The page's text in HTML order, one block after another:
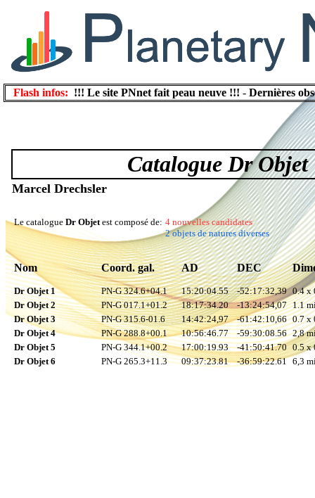
Flash infos: !!! Le site PNnet fait peau neuve !!! - Dernières
Catalogue Dr Objet
Marcel Drechsler
Le catalogue Dr Objetest composé de: 4 nouvelles candidates
2 objets de natures diverses
Nom Coord. gal. AD DEC
Dr Objet 1 PN-G 324.6+04.1 15:20:04.55 -52:17:32,39 0.4 x
Dr Objet 2
PN-G 017.1+01.2 18:17:34.20 -13:24:54,07 1.1
Dr Objet 3
PN-G 315.6-01.6 14:42:24,97 -61:42:10,66 0.7 x
Dr Objet 4
PN-G 288.8+00.1 10:56:46.77 -59:30:08.56 2,8
Dr Objet 5
PN-G 344.1+00.2 17:00:19.93 -41:50:41.70 0.5 x
Dr Objet 6
PN-G 265.3+11.3 09:37:23.81 -36:59:22.61 6,3